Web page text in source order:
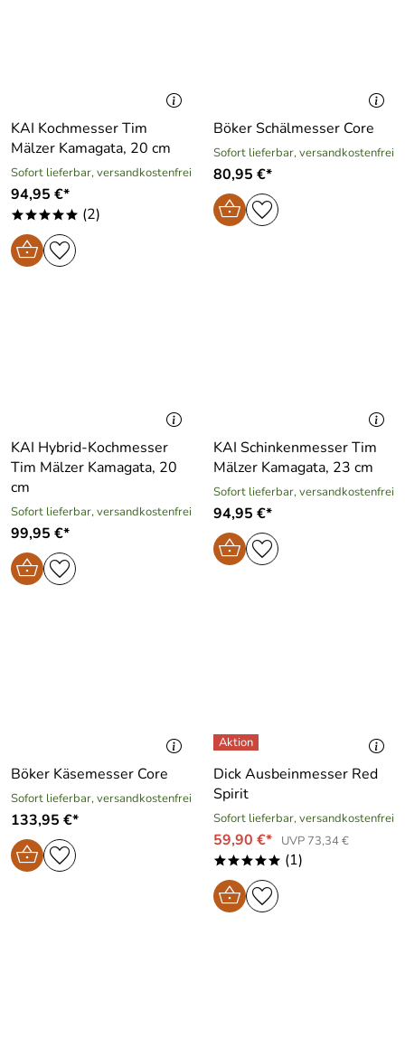
KAI Kochmesser Tim
Mälzer Kamagata, 20 cm
Sofort lieferbar, versandkostenfrei
94,95 €*
***** (2)
Böker Schälmesser Core
Sofort lieferbar, versandkostenfrei
80,95 €*
KAI Hybrid-Kochmesser
Tim Mälzer Kamagata, 20
cm
Sofort lieferbar, versandkostenfrei
99,95 €*
KAI Schinkenmesser Tim
Mälzer Kamagata, 23 cm
Sofort lieferbar, versandkostenfrei
94,95 €*
Böker Käsemesser Core
Sofort lieferbar, versandkostenfrei
133,95 €*
Dick Ausbeinmesser Red
Spirit
Sofort lieferbar, versandkostenfrei
59,90 €* UVP 73,34 €
***** (1)